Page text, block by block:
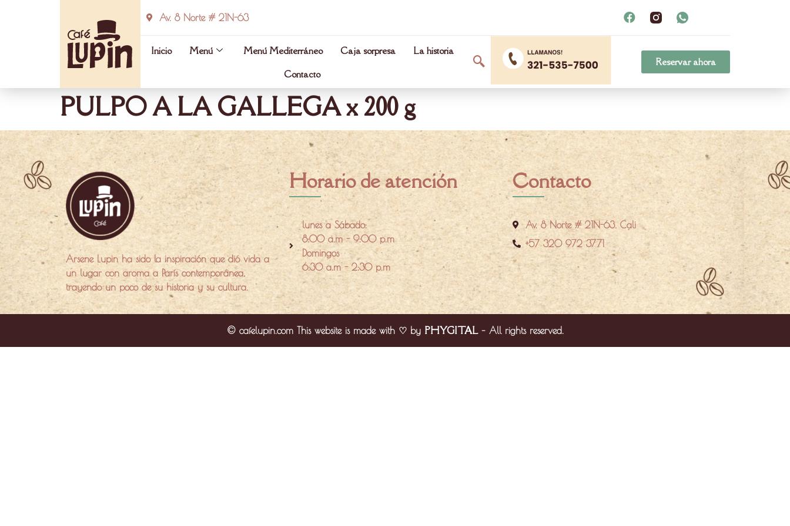
Av. 8 Norte # 21N-63
Inicio Menú Menú Mediterráneo Caja sorpresa
La historia
Contacto
Reservar ahora
PULPO A LA GALLEGA x 200 g
Arsene Lupin ha sido la inspiración que dió vida a
un lugar con aroma a París contemporánea,
trayendo un poco de su historia y su cultura.
Horario de atención
lunes a Sábado:
8:00 a.m - 9:00 p.m
Domingos
6:30 a.m - 2:30 p.m
Contacto
Av. 8 Norte # 21N-63. Cali
+57 320 972 3771
© cafelupin.com This website is made with ♡ by PHYGITAL– All rights reserved.